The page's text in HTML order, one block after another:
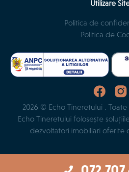
Utilizare
Politica de
Politica de
2026 © Echo Tineretului .
Echo Tineretului folosește
dezvoltatori imobiliari oferite